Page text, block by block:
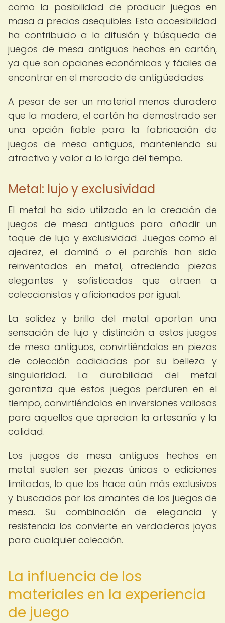
como la posibilidad de producir juegos en
masa a precios asequibles. Esta accesibilidad
ha contribuido a la difusión y búsqueda de
juegos de mesa antiguos hechos en cartón,
ya que son opciones económicas y fáciles de
encontrar en el mercado de antigüedades.
A pesar de ser un material menos duradero
que la madera, el cartón ha demostrado ser
una opción fiable para la fabricación de
juegos de mesa antiguos, manteniendo su
atractivo y valor a lo largo del tiempo.
Metal: lujo y exclusividad
El metal ha sido utilizado en la creación de
juegos de mesa antiguos para añadir un
toque de lujo y exclusividad. Juegos como el
ajedrez, el dominó o el parchís han sido
reinventados en metal, ofreciendo piezas
elegantes y sofisticadas que atraen a
coleccionistas y aficionados por igual.
La solidez y brillo del metal aportan una
sensación de lujo y distinción a estos juegos
de mesa antiguos, convirtiéndolos en piezas
de colección codiciadas por su belleza y
singularidad. La durabilidad del metal
garantiza que estos juegos perduren en el
tiempo, convirtiéndolos en inversiones valiosas
para aquellos que aprecian la artesanía y la
calidad.
Los juegos de mesa antiguos hechos en
metal suelen ser piezas únicas o ediciones
limitadas, lo que los hace aún más exclusivos
y buscados por los amantes de los juegos de
mesa. Su combinación de elegancia y
resistencia los convierte en verdaderas joyas
para cualquier colección.
La influencia de los
materiales en la experiencia
de juego